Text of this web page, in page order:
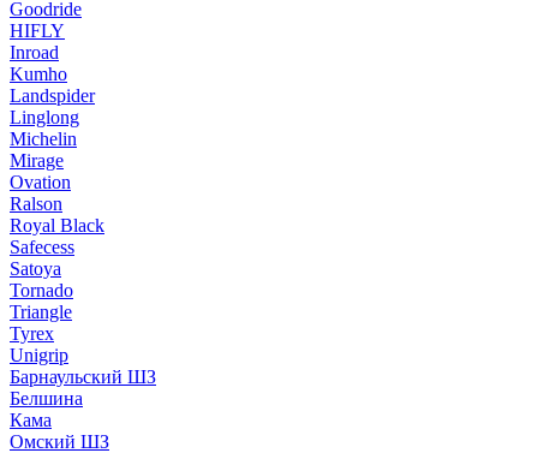
Goodride
HIFLY
Inroad
Kumho
Landspider
Linglong
Michelin
Mirage
Ovation
Ralson
Royal Black
Safecess
Satoya
Tornado
Triangle
Tyrex
Unigrip
Барнаульский ШЗ
Белшина
Кама
Омский ШЗ